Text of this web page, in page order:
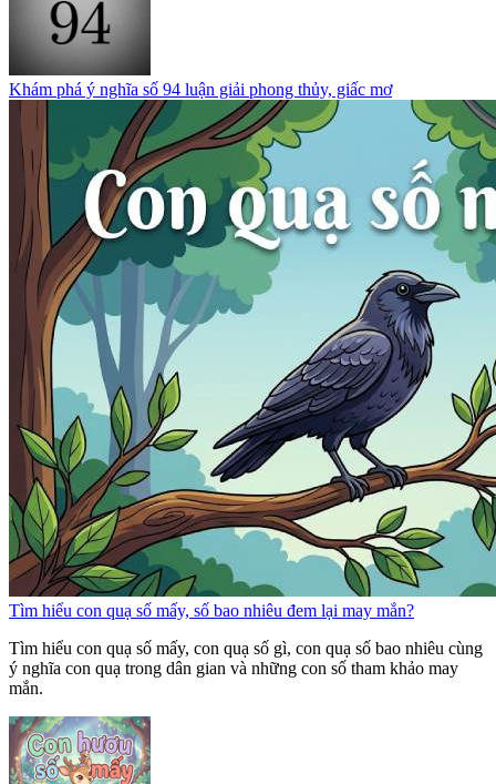
Khám phá ý nghĩa số 94 luận giải phong thủy, giấc mơ
Tìm hiểu con quạ số mấy, số bao nhiêu đem lại may mắn?
Tìm hiểu con quạ số mấy, con quạ số gì, con quạ số bao nhiêu cùng
ý nghĩa con quạ trong dân gian và những con số tham khảo may
mắn.